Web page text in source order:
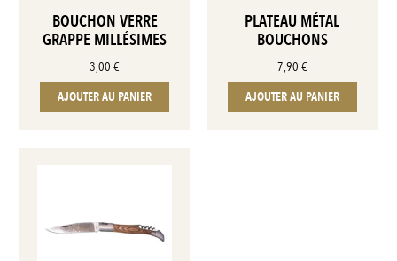
BOUCHON VERRE
GRAPPE MILLÉSIMES
3,00€
AJOUTER AU PANIER
PLATEAU MÉTAL
BOUCHONS
7,90 €
AJOUTER AU PANIER